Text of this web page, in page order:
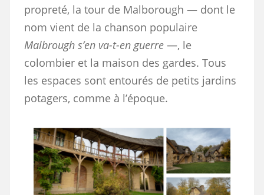
propreté, la tour de Malborough — dont le
nom vient de la chanson populaire
Malbrough s’en va-t-en guerre —, le
colombier et la maison des gardes. Tous
les espaces sont entourés de petits jardins
potagers, comme à l’époque.